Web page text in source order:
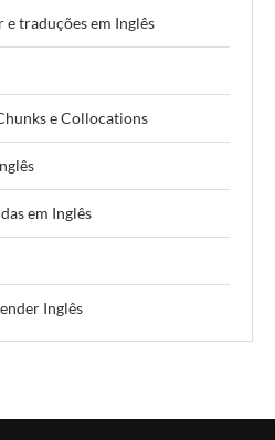
e traduções em Inglês
e Collocations
em Inglês
Inglês